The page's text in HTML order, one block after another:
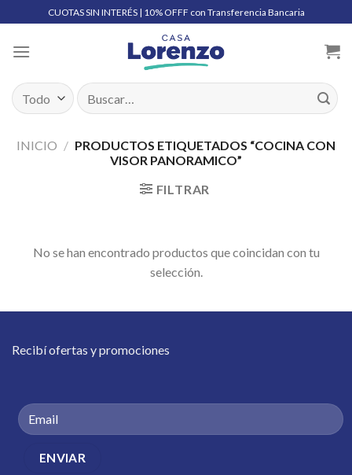
to
content
CUOTAS SIN INTERÉS | 10% OFFF con Transferencia Bancaria
Buscar
por:
INICIO / PRODUCTOS ETIQUETADOS “COCINA CON
VISOR PANORAMICO”
FILTRAR
No se han encontrado productos que coincidan con tu
selección.
Recibí ofertas y promociones